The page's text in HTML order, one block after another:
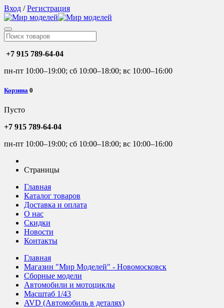
Вход /Регистрация
+7 915 789-64-04
пн-пт 10:00–19:00; сб 10:00–18:00; вс 10:00–16:00
Корзина 0
Пусто
+7 915 789-64-04
пн-пт 10:00–19:00; сб 10:00–18:00; вс 10:00–16:00
Страницы
Главная
Каталог товаров
Доставка и оплата
О нас
Скидки
Новости
Контакты
Главная
Магазин "Мир Моделей" - Новомосковск
Сборные модели
Автомобили и мотоциклы
Масштаб 1/43
AVD (Автомобиль в деталях)